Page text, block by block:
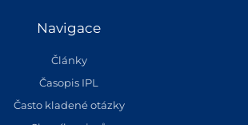
Navigace
Články
Časopis IPL
Často kladené otázky